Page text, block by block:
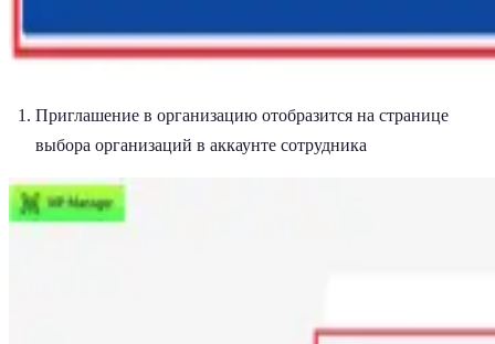
Приглашение в организацию отобразится на странице
выбора организаций в аккаунте сотрудника